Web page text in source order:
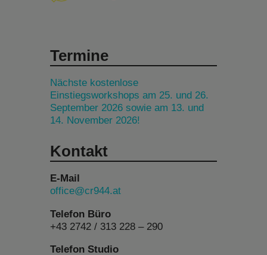
Termine
Nächste kostenlose
Einstiegsworkshops am 25. und 26.
September 2026 sowie am 13. und
14. November 2026!
Kontakt
E-Mail
office@cr944.at
Telefon Büro
+43 2742 / 313 228 – 290
Telefon Studio